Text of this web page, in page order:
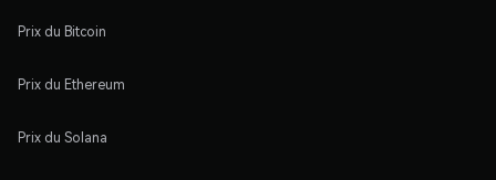
Prix du Bitcoin
Prix du Ethereum
Prix du Solana